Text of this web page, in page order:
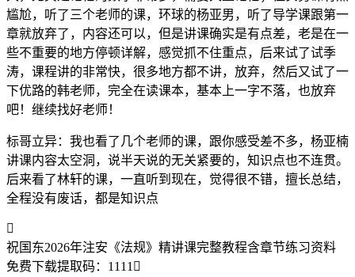
尴尬，听了三个老师的课，环球的杨亚男，听了导学课跟第一
章就放弃了，内容还可以，但是讲课确实是有点差，老是在一
些不重要的地方停顿详解，感觉抓不住重点，后来试了试季
涛，课程讲的非常快，很多地方都不讲，放弃，然后又试了一
下优路的韩老师，完全在读课本，基本上一字不落，也放弃
吧！继续找好老师！
标哥立异：我也看了几个老师的课，跟你感受差不多，杨亚楠
讲课内容太空洞，说半天说的无关紧要的，知识点也不连贯。
后来看了林轩的课，一直听到现在，觉得很不错，擅长总结，
全程没有废话，都是知识点

祝国东2026年注安《法规》精讲课完整教程含章节练习资料
免费下载提取码： 1111 